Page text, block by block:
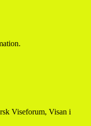
Viseforum, Visan i